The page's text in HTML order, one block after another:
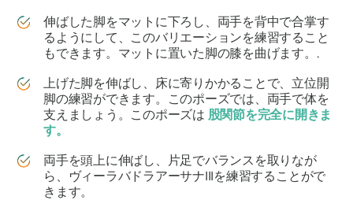
伸ばした脚をマットに下ろし、両手を背中で合掌す
るようにして、このバリエーションを練習すること
もできます。マットに置いた脚の膝を曲げます。.
上げた脚を伸ばし、床に寄りかかることで、立位開
脚の練習ができます。このポーズでは、両手で体を
支えましょう。このポーズは 股関節を完全に開きま
す。
両手を頭上に伸ばし、片足でバランスを取りなが
ら、
ヴィーラバドラアーサナIIIを練習することがで
きます。